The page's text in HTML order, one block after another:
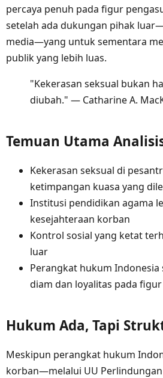
percaya penuh pada figur
setelah ada dukungan pihak
media—yang untuk sementara
publik yang lebih luas.
"Kekerasan seksual bukan
diubah." — Catharine A.
Temuan Utama
Kekerasan seksual di
ketimpangan kuasa yang
Institusi pendidikan agama
kesejahteraan korban
Kontrol sosial yang ketat
luar
Perangkat hukum
diam dan loyalitas pada
Hukum Ada, Tapi
Meskipun perangkat hukum
korban—melalui UU Perlindungan